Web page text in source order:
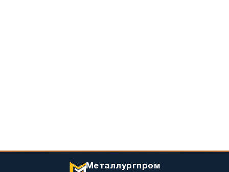
Металлургпром